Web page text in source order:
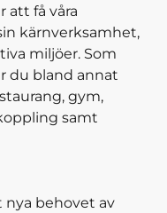
att få våra
kärnverksamhet,
miljöer. Som
du bland annat
gym,
samt
nya behovet av